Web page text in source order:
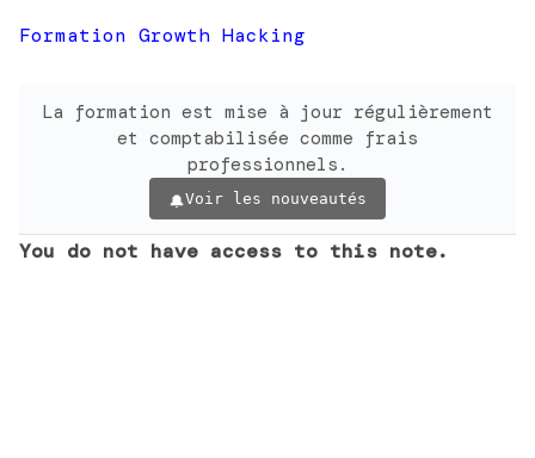
Formation Growth Hacking
La formation est mise à jour régulièrement
et comptabilisée comme frais
professionnels.
Voir les nouveautés
You do not have access to this note.